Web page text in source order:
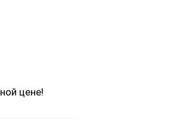
цене!